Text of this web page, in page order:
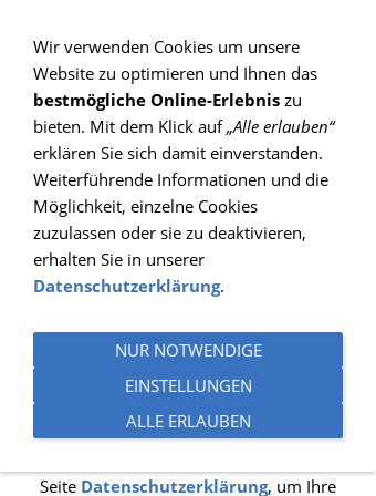
Website, die für mobile Geräte optimiert wurde.
Zur Desktop-Version
Hinweis nicht mehr anzeigen
Navigation einblenden
Probetraining
Dieser Inhalt kann leider nicht angezeigt
die Darstellung notwendigenCookies
Seite Datenschutzerklärung, um Ihre
Wir verwenden Cookies um unsere
Website zu optimieren und Ihnen das
bestmögliche Online-Erlebnis zu
bieten. Mit dem Klick auf„Alle erlauben“
erklären Sie sich damit einverstanden.
Weiterführende Informationen und die
Möglichkeit, einzelne Cookies
zuzulassen oder sie zu deaktivieren,
erhalten Sie in unserer
Datenschutzerklärung.
NUR NOTWENDIGE
EINSTELLUNGEN
ALLE ERLAUBEN